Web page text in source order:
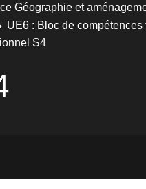
Géographie et
UE6 : Bloc de
S4